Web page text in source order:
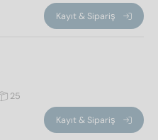
Kayıt & Sipariş
25
Kayıt & Sipariş